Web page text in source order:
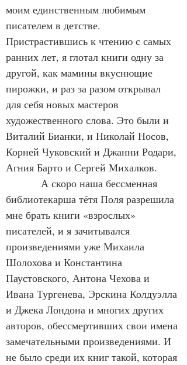
моим единственным любимым
писателем в детстве.
Пристрастившись к чтению с самых
ранних лет, я глотал книги одну за
другой, как мамины вкуснющие
пирожки, и раз за разом открывал
для себя новых мастеров
художественного слова. Это были и
Виталий Бианки, и Николай Носов,
Корней Чуковский и Джанни Родари,
Агния Барто и Сергей Михалков.
библиотекарша тётя Поля разрешила
мне брать книги «взрослых»
писателей, и я зачитывался
произведениями уже Михаила
Шолохова и Константина
Паустовского, Антона Чехова и
Ивана Тургенева, Эрскина Колдуэлла
и Джека Лондона и многих других
авторов, обессмертивших свои имена
замечательными произведениями. И
не было среди их книг такой, которая